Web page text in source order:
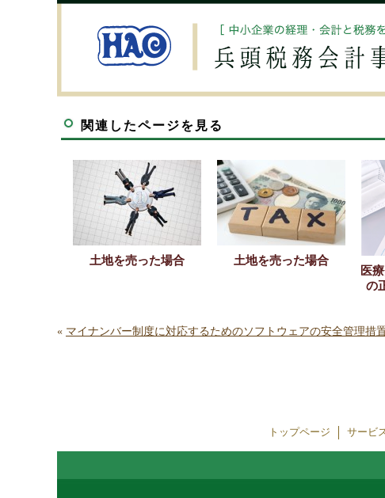
関連したページを見る
土地を売った場合
土地を売った場合
医
の
« マイナンバー制度に対応するためのソフトウェアの安全管理措
トップページ サービ